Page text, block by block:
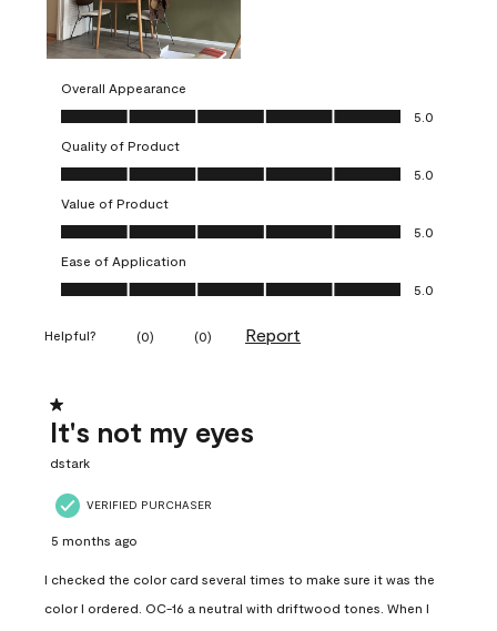
Overall Appearance
Overall Appearance, 5.0 out of 5
5.0
Quality of Product
Quality of Product, 5.0 out of 5
5.0
Value of Product
Value of Product, 5.0 out of 5
5.0
Ease of Application
Ease of Application, 5.0 out of 5
5.0
Helpful? (0) (0) Report
1 out of 5 stars.
It's not my eyes
dstark
VERIFIED PURCHASER
5 months ago
I checked the color card several times to make sure it was the
color I ordered. OC-16 a neutral with driftwood tones. When I